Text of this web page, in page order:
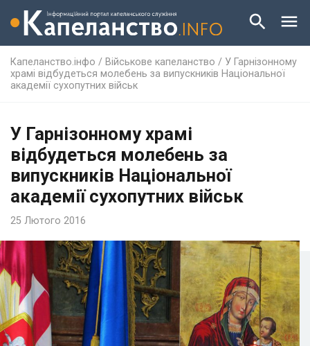
Капеланство.інфо / Військове капеланство / У Гарнізонному
храмі відбудеться молебень за випускників Національної
академії сухопутних військ
У Гарнізонному храмі
відбудеться молебень за
випускників Національної
академії сухопутних військ
25 Лютого 2016